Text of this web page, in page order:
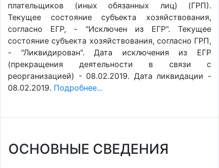
плательщиков (иных обязанных лиц) (ГРП).
Текущее состояние субъекта хозяйствования,
согласно ЕГР, - "Исключен из ЕГР". Текущее
состояние субъекта хозяйствования, согласно ГРП,
- "Ликвидирован". Дата исключения из ЕГР
(прекращения деятельности в связи с
реорганизацией) - 08.02.2019. Дата ликвидации -
08.02.2019. Подробнее...
ОСНОВНЫЕ СВЕДЕНИЯ